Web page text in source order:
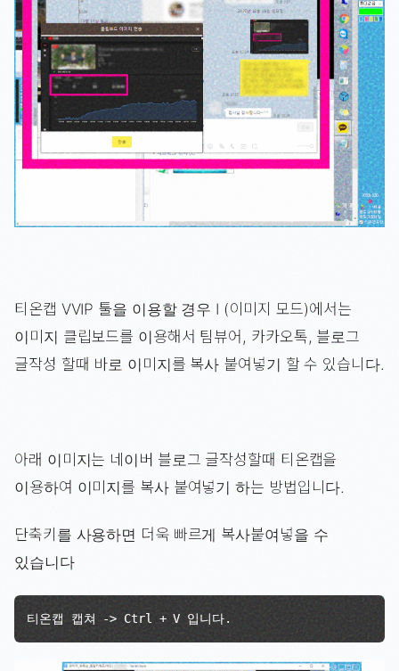
티온캡 VVIP 툴을 이용할 경우 I (이미지 모드)에서는
이미지 클립보드를 이용해서 팀뷰어, 카카오톡, 블로그
글작성 할때 바로 이미지를 복사 붙여넣기 할 수 있습니다.
아래 이미지는 네이버 블로그 글작성할때 티온캡을
이용하여 이미지를 복사 붙여넣기 하는 방법입니다.
단축키를 사용하면 더욱 빠르게 복사붙여넣을 수
있습니다
티온캡 캡쳐 -> Ctrl + V 입니다.